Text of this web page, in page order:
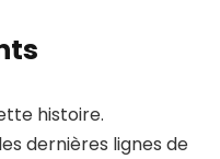
histoire.
dernières lignes de